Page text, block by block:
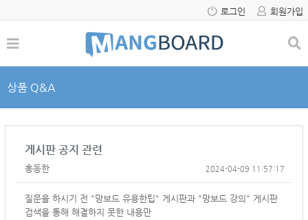
로그인 회원가입
상품 Q&A
게시판 공지 관련
홍동한 2024-04-09 11:57:17
질문을 하시기 전 "망보드 유용한팁" 게시판과 "망보드 강의" 게시판
검색을 통해 해결하지 못한 내용만